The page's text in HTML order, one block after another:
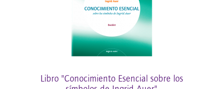
Libro "Conocimiento Esencial sobre los